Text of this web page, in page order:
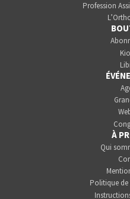
Profession
À
Qui
Politique